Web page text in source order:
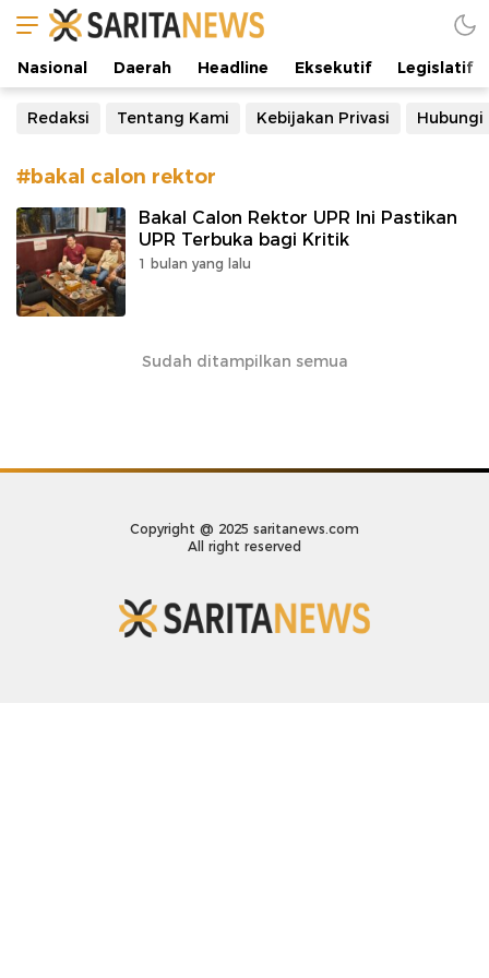
Manifestasi Arus Kebenaran
Nasional Daerah Headline Eksekutif Legislatif
Redaksi Tentang Kami Kebijakan Privasi Hubungi
#bakal calon rektor
Bakal Calon Rektor UPR Ini Pastikan
UPR Terbuka bagi Kritik
1 bulan yang lalu
Sudah ditampilkan semua
Copyright @ 2025 saritanews.com
All right reserved